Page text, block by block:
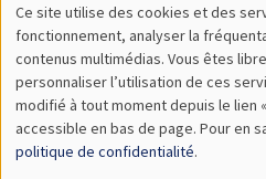
Utilisation
des
données
personnelles
Ce site utilise des cookies et des
fonctionnement, analyser la
contenus multimédias. Vous êtes
personnaliser l’utilisation de ces
modifié à tout moment depuis le lien
accessible en bas de page. Pour en
politique de confidentialité.